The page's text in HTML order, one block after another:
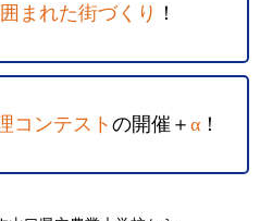
まれた街づくり ！
コンテスト の開催＋ α ！